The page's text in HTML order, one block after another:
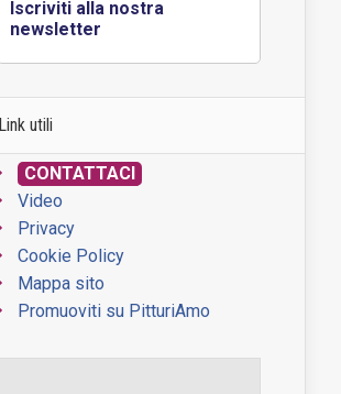
Iscriviti alla nostra
newsletter
Link utili
CONTATTACI
Video
Privacy
Cookie Policy
Mappa sito
Promuoviti su PitturiAmo